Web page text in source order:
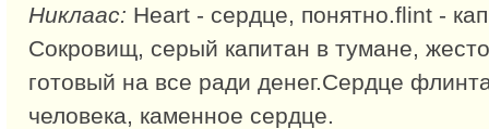
Никлаас: Heart - сердце, понятно.flint -
Сокровищ, серый капитан в тумане,
готовый на все ради денег.Сердце
человека, каменное сердце.